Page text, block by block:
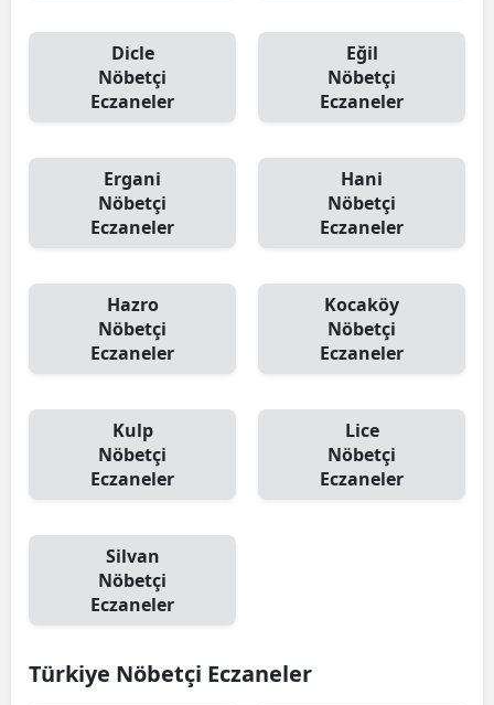
Dicle
Nöbetçi
Eczaneler
Eğil
Nöbetçi
Eczaneler
Ergani
Nöbetçi
Eczaneler
Hani
Nöbetçi
Eczaneler
Hazro
Nöbetçi
Eczaneler
Kocaköy
Nöbetçi
Eczaneler
Kulp
Nöbetçi
Eczaneler
Lice
Nöbetçi
Eczaneler
Silvan
Nöbetçi
Eczaneler
Türkiye Nöbetçi Eczaneler